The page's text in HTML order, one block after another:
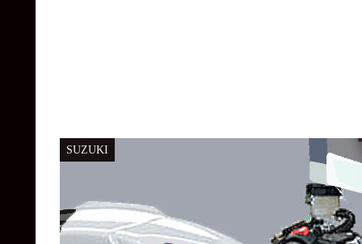
SUZUKI